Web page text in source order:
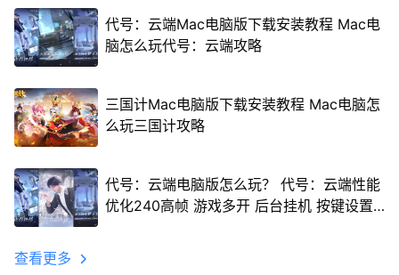
代号：云端Mac电脑版下载安装教程 Mac电
脑怎么玩代号：云端攻略
三国计Mac电脑版下载安装教程 Mac电脑怎
么玩三国计攻略
代号：云端电脑版怎么玩？ 代号：云端性能
优化240高帧 游戏多开 后台挂机 按键设置
查看更多